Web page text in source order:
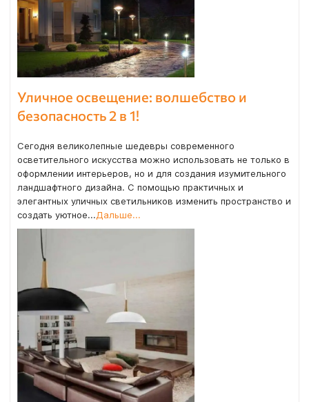
Уличное освещение: волшебство и
безопасность 2 в 1!
Сегодня великолепные шедевры современного
осветительного искусства можно использовать не только в
оформлении интерьеров, но и для создания изумительного
ландшафтного дизайна. С помощью практичных и
элегантных уличных светильников изменить пространство и
создать уютное...Дальше...